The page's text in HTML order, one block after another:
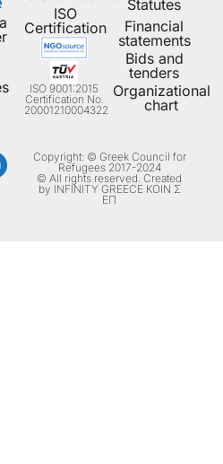
ISO
Certification
ISO 9001:2015
Certification No.
20001210004322
Statutes
Financial
statements
Bids and
tenders
Organizational
chart
Copyright: © Greek Council for
Refugees 2017-2024
© All rights reserved. Created
by INFINITY GREECE ΚΟΙΝ Σ
ΕΠ